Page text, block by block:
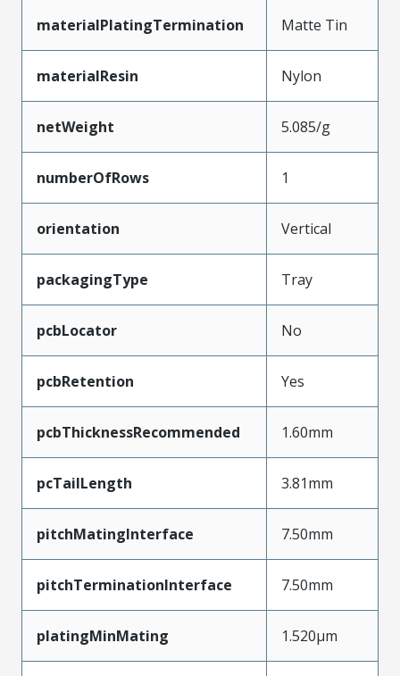
materialPlatingTermination Matte Tin
materialResin Nylon
netWeight 5.085/g
numberOfRows 1
orientation Vertical
packagingType Tray
pcbLocator No
pcbRetention Yes
pcbThicknessRecommended 1.60mm
pcTailLength 3.81mm
pitchMatingInterface 7.50mm
pitchTerminationInterface 7.50mm
platingMinMating 1.520µm